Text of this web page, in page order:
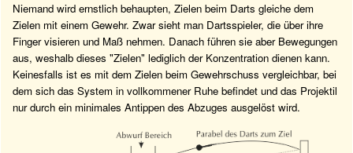
Niemand wird ernstlich behaupten, Zielen beim Darts gleiche dem
Zielen mit einem Gewehr. Zwar sieht man Dartsspieler, die über ihre
Finger visieren und Maß nehmen. Danach führen sie aber Bewegungen
aus, weshalb dieses "Zielen" lediglich der Konzentration dienen kann.
Keinesfalls ist es mit dem Zielen beim Gewehrschuss vergleichbar, bei
dem sich das System in vollkommener Ruhe befindet und das Projektil
nur durch ein minimales Antippen des Abzuges ausgelöst wird.